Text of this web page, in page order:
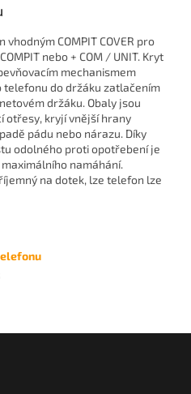
COMPIT COVER pro
nebo + COM / UNIT. Kryt
mechanismem
do držáku zatlačením
držáku. Obaly jsou
otřesy, kryjí vnější hrany
pádu nebo nárazu. Díky
odolného proti opotřebení je
namáhání.
na dotek, lze telefon lze